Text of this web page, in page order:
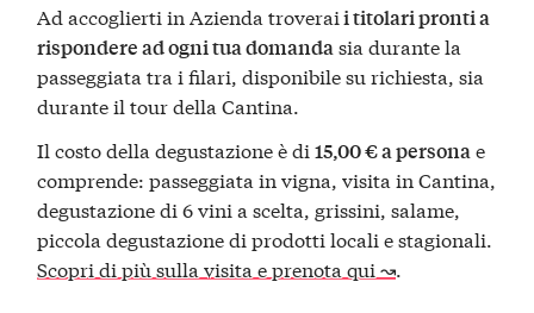
Ad accoglierti in Azienda troveraii titolari pronti a
rispondere ad ogni tua domandasia durante la
passeggiata tra i filari, disponibile su richiesta, sia
durante il tour della Cantina.
Il costo della degustazione è di15,00 € a personae
comprende: passeggiata in vigna, visita in Cantina,
degustazione di 6 vini a scelta, grissini, salame,
piccola degustazione di prodotti locali e stagionali.
Scopri di più sulla visita e prenota qui ↝.